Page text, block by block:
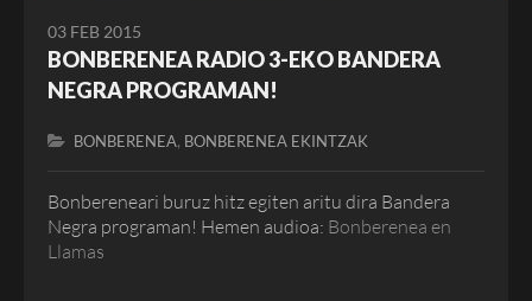
03 FEB 2015
BONBERENEA RADIO 3-EKO BANDERA
NEGRA PROGRAMAN!
BONBERENEA, BONBERENEA EKINTZAK
Bonbereneari buruz hitz egiten aritu dira Bandera
Negra programan! Hemen audioa: Bonberenea en
Llamas